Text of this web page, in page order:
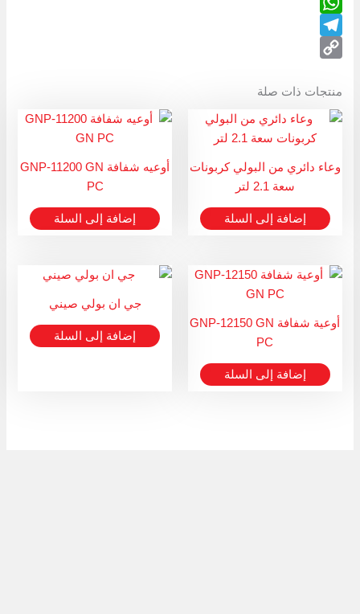
WhatsApp
Telegram
Link
منتجات ذات صلة
وعاء دائري من البولي كربونات
سعة 2.1 لتر
إضافة إلى السلة
أوعيه شفافة GNP-11200 GN
PC
إضافة إلى السلة
أوعية شفافة GNP-12150 GN
PC
إضافة إلى السلة
جي ان بولي صيني
إضافة إلى السلة